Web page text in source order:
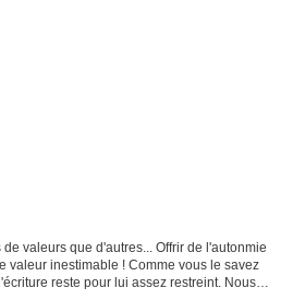
valeurs que d'autres... Offrir de l'autonmie
valeur inestimable ! Comme vous le savez
reste pour lui assez restreint. Nous